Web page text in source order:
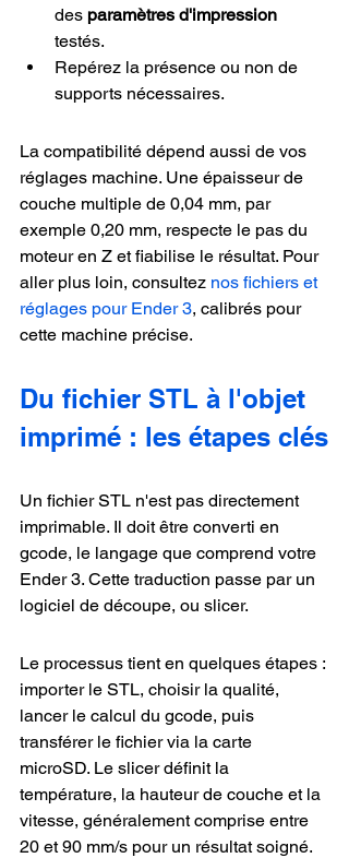
des paramètres d'impression
testés.
Repérez la présence ou non de
supports nécessaires.
La compatibilité dépend aussi de vos
réglages machine. Une épaisseur de
couche multiple de 0,04 mm, par
exemple 0,20 mm, respecte le pas du
moteur en Z et fiabilise le résultat. Pour
aller plus loin, consultez nos fichiers et
réglages pour Ender 3, calibrés pour
cette machine précise.
Du fichier STL à l'objet
imprimé : les étapes clés
Un fichier STL n'est pas directement
imprimable. Il doit être converti en
gcode, le langage que comprend votre
Ender 3. Cette traduction passe par un
logiciel de découpe, ou slicer.
Le processus tient en quelques étapes :
importer le STL, choisir la qualité,
lancer le calcul du gcode, puis
transférer le fichier via la carte
microSD. Le slicer définit la
température, la hauteur de couche et la
vitesse, généralement comprise entre
20 et 90 mm/s pour un résultat soigné.